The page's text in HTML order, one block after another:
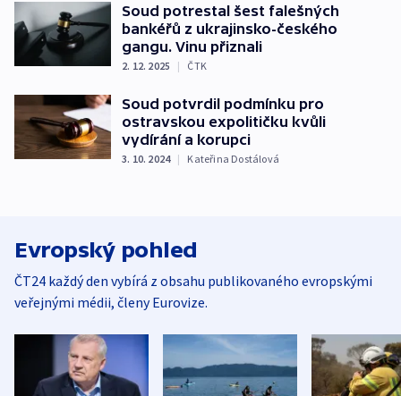
Soud potrestal šest falešných
bankéřů z ukrajinsko-českého
gangu. Vinu přiznali
2. 12. 2025 | ČTK
Soud potvrdil podmínku pro
ostravskou expolitičku kvůli
vydírání a korupci
3. 10. 2024 | Kateřina Dostálová
Evropský pohled
ČT24 každý den vybírá z obsahu publikovaného evropskými
veřejnými médii, členy Eurovize.